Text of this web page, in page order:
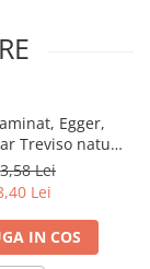
Egger,
Treviso natur,
AQ24, Live
2
Lei
Lei
IN COS